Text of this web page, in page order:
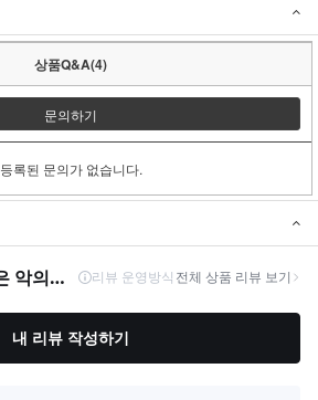
상품Q&A(4)
문의하기
등록된 문의가 없습니다.